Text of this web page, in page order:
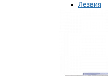
Лезвия